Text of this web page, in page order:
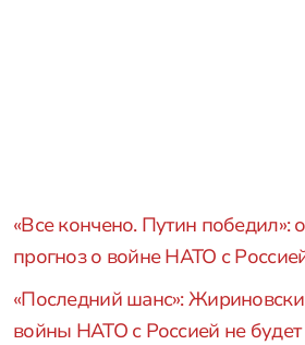
«Все кончено. Путин победил»:
прогноз о войне НАТО с
«Последний шанс»:
войны НАТО с Россией не будет